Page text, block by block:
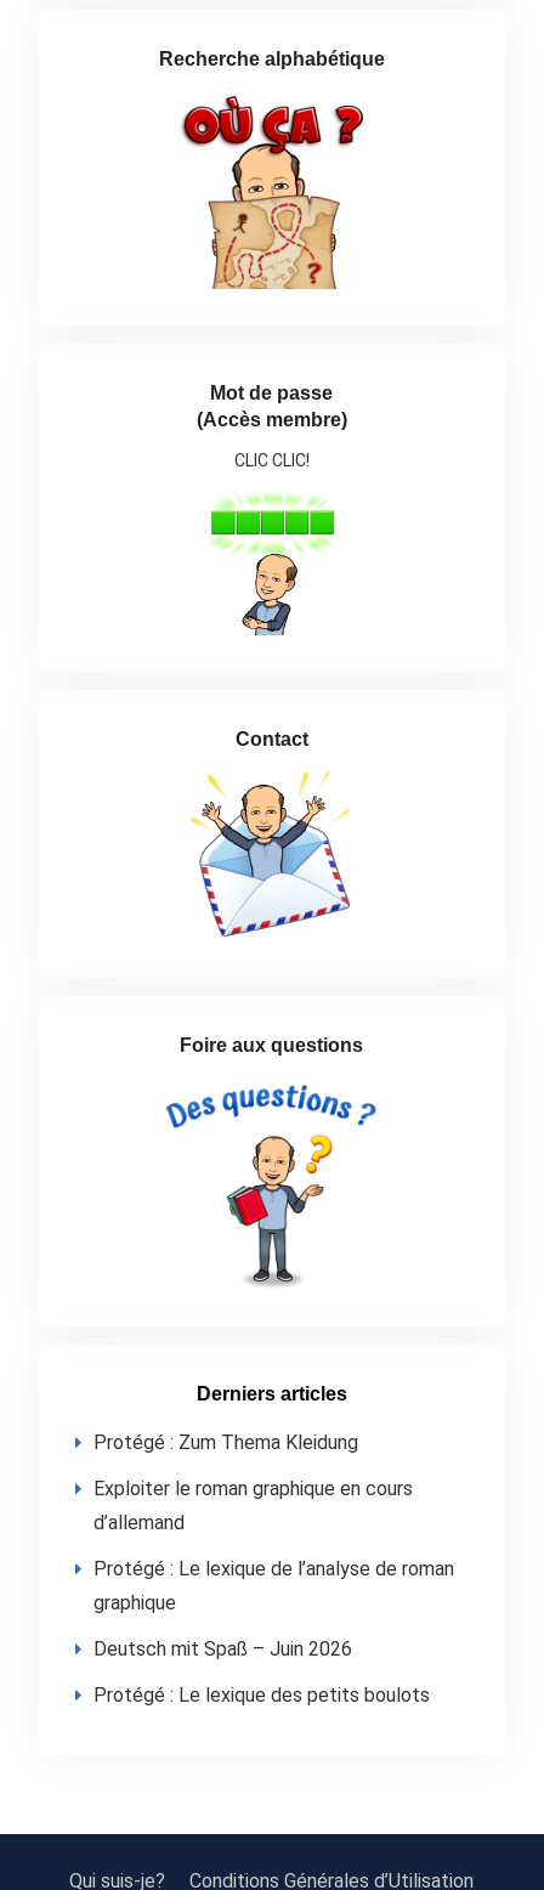
Recherche alphabétique
Mot de passe
(Accès membre)
CLIC CLIC!
Contact
Foire aux questions
Derniers articles
Protégé : Zum Thema Kleidung
Exploiter le roman graphique en cours
d’allemand
Protégé : Le lexique de l’analyse de roman
graphique
Deutsch mit Spaß – Juin 2026
Protégé : Le lexique des petits boulots
Qui suis-je? Conditions Générales d’Utilisation